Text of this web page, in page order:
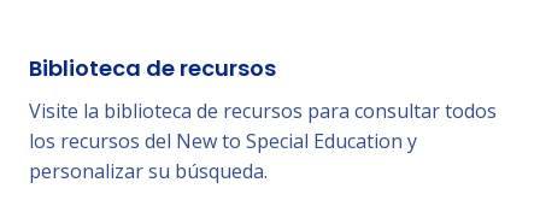
Biblioteca de recursos
Visite la biblioteca de recursos para consultar todos
los recursos del New to Special Education y
personalizar su búsqueda.